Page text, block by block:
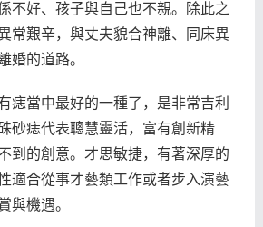
不好、孩子與自己也不親。除此之
常艱辛，與丈夫貌合神離、同床異
婚的道路。
痣當中最好的一種了，是非常吉利
砂痣代表聰慧靈活，富有創新精
到的創意。才思敏捷，有著深厚的
適合從事才藝類工作或者步入演藝
與機遇。